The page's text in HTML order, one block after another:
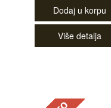
Dodaj u korpu
Više detalja